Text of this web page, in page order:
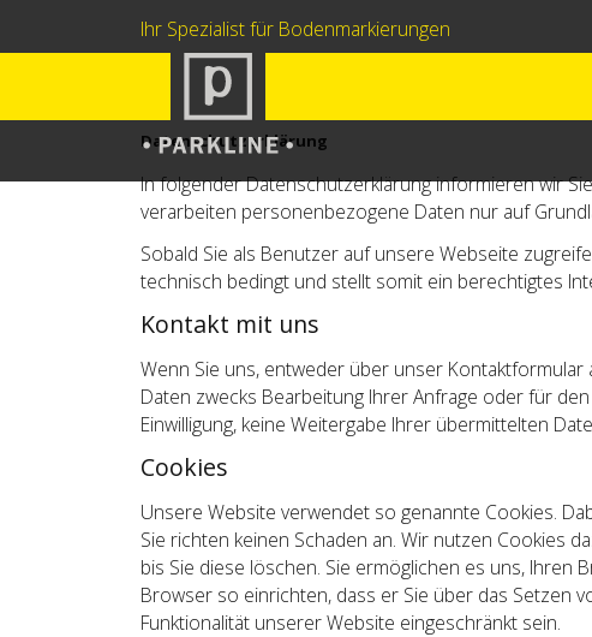
Ihr Spezialist für Bodenmarkierungen
Datenschutzerklärung
In folgender Datenschutzerklärung informieren wir
verarbeiten personenbezogene Daten nur auf
Sobald Sie als Benutzer auf unsere Webseite
technisch bedingt und stellt somit ein berechtigtes
Kontakt mit uns
Wenn Sie uns, entweder über unser
Daten zwecks Bearbeitung Ihrer Anfrage oder für
Einwilligung, keine Weitergabe Ihrer übermittelten
Cookies
Unsere Website verwendet so genannte Cookies.
Sie richten keinen Schaden an. Wir nutzen Cookies
bis Sie diese löschen. Sie ermöglichen es uns, Ihren
Browser so einrichten, dass er Sie über das Setzen
Funktionalität unserer Website eingeschränkt sein.